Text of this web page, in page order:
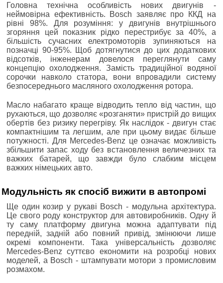
Головна технічна особливість нових двигунів -
неймовірна ефективність. Bosch заявляє про ККД на
рівні 98%. Для розуміння: у двигунів внутрішнього
згоряння цей показник рідко перестрибує за 40%, а
більшість сучасних електромоторів зупиняються на
позначці 90-95%. Щоб дотягнутися до цих додаткових
відсотків, інженерам довелося переглянути саму
концепцію охолодження. Замість традиційної водяної
сорочки навколо статора, вони впровадили систему
безпосереднього масляного охолодження ротора.
Масло набагато краще відводить тепло від частин, що
рухаються, що дозволяє «розганяти» пристрій до вищих
обертів без ризику перегріву. Як наслідок - двигун стає
компактнішим та легшим, але при цьому видає більше
потужності. Для Mercedes-Benz це означає можливість
збільшити запас ходу без встановлення величезних та
важких батарей, що завжди було слабким місцем
важких німецьких авто.
Модульність як спосіб вижити в автопромі
Ще один козир у рукаві Bosch - модульна архітектура.
Це свого роду конструктор для автовиробників. Одну й
ту саму платформу двигуна можна адаптувати під
передній, задній або повний привід, змінюючи лише
окремі компоненти. Така універсальність дозволяє
Mercedes-Benz суттєво економити на розробці нових
моделей, а Bosch - штампувати мотори з промисловим
розмахом.